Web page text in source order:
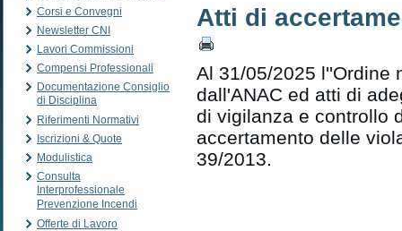
Corsi e Convegni
Newsletter CNI
Lavori Commissioni
Compensi Professionali
Documentazione Consiglio
di Disciplina
Riferimenti Normativi
Iscrizioni & Quote
Modulistica
Consulta
Interprofessionale
Prevenzione Incendi
Offerte di Lavoro
Atti di
Al 31/05/2025 l''Ordine
dall'ANAC ed atti di
di vigilanza e controllo
accertamento delle
39/2013.